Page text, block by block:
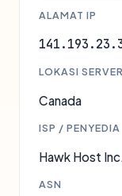
ALAMAT IP
LOKASI SERVER
Canada
ISP / PENYEDIA
Hawk Host Inc.
ASN